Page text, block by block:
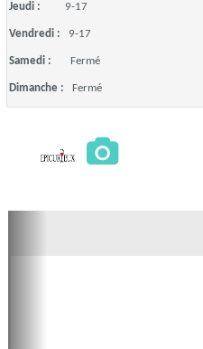
Jeudi : 9-17
Vendredi : 9-17
Samedi : Fermé
Dimanche : Fermé